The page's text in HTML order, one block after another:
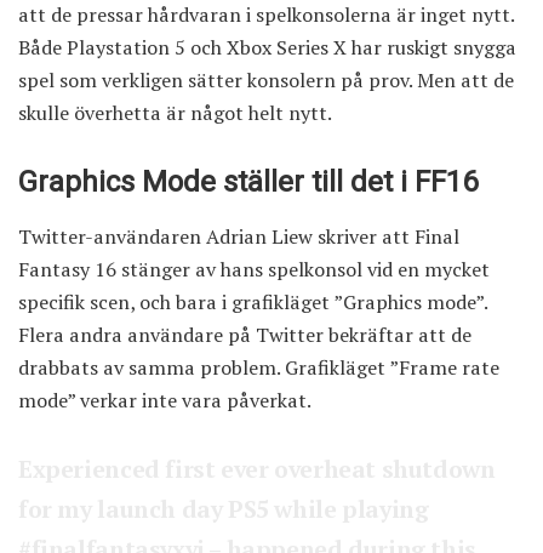
att de pressar hårdvaran i spelkonsolerna är inget nytt.
BådePlaystation 5 ochXbox Series Xhar ruskigt snygga
spel som verkligen sätter konsolern på prov. Men att de
skulle överhetta är något helt nytt.
Graphics Mode ställer till det i FF16
Twitter-användaren Adrian Liew skriver att Final
Fantasy 16 stänger av hans spelkonsol vid en mycket
specifik scen, och bara i grafikläget ”Graphics mode”.
Flera andra användare på Twitter bekräftar att de
drabbats av samma problem. Grafikläget ”Frame rate
mode” verkar inte vara påverkat.